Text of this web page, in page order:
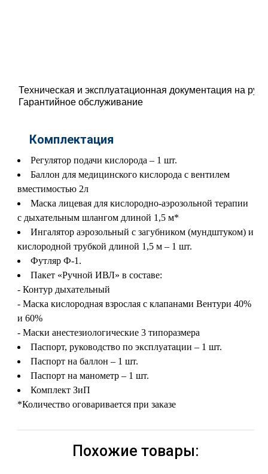
Техническая и эксплуатационная документация на
Гарантийное обслуживание
Комплектация
Регулятор подачи кислорода – 1 шт.
Баллон для медицинского кислорода с вентилем
вместимостью 2л
Маска лицевая для кислородно-аэрозольной терапии
с дыхательным шлангом длиной 1,5 м*
Ингалятор аэрозольный с загубником (мундштуком) и
кислородной трубкой длиной 1,5 м – 1 шт.
Футляр Ф-1.
Пакет «Ручной ИВЛ» в составе:
- Контур дыхательный
- Маска кислородная взрослая с клапанами Вентури 40%
и 60%
- Маски анестезиологические 3 типоразмера
Паспорт, руководство по эксплуатации – 1 шт.
Паспорт на баллон – 1 шт.
Паспорт на манометр – 1 шт.
Комплект ЗиП
*Количество оговаривается при заказе
Похожие товары: